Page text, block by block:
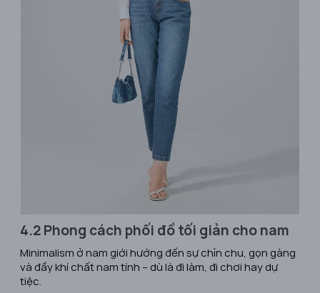
4.2 Phong cách phối đồ tối giản cho nam
Minimalism ở nam giới hướng đến sự chỉn chu, gọn gàng
và đầy khí chất nam tính – dù là đi làm, đi chơi hay dự
tiệc.